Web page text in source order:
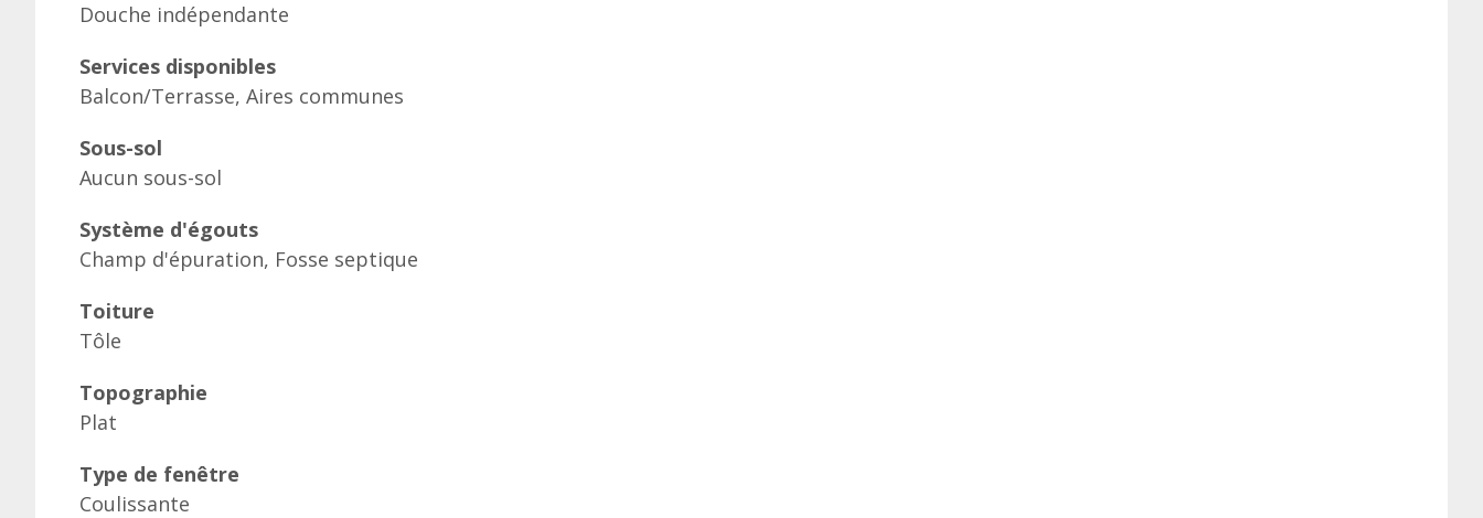
Douche indépendante
Services disponibles
Balcon/Terrasse, Aires communes
Sous-sol
Aucun sous-sol
Système d'égouts
Champ d'épuration, Fosse septique
Toiture
Tôle
Topographie
Plat
Type de fenêtre
Coulissante